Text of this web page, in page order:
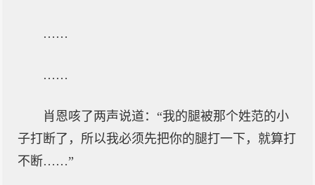
……
……
肖恩咳了两声说道：“我的腿被那个姓范的小
子打断了，所以我必须先把你的腿打一下，就算打
不断……”